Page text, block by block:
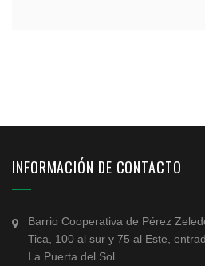
INFORMACIÓN DE CONTACTO
Barrio Cooperativa de Pérez
Tica, 100 al sur y 75 al Este,
La Puerta del Sol.